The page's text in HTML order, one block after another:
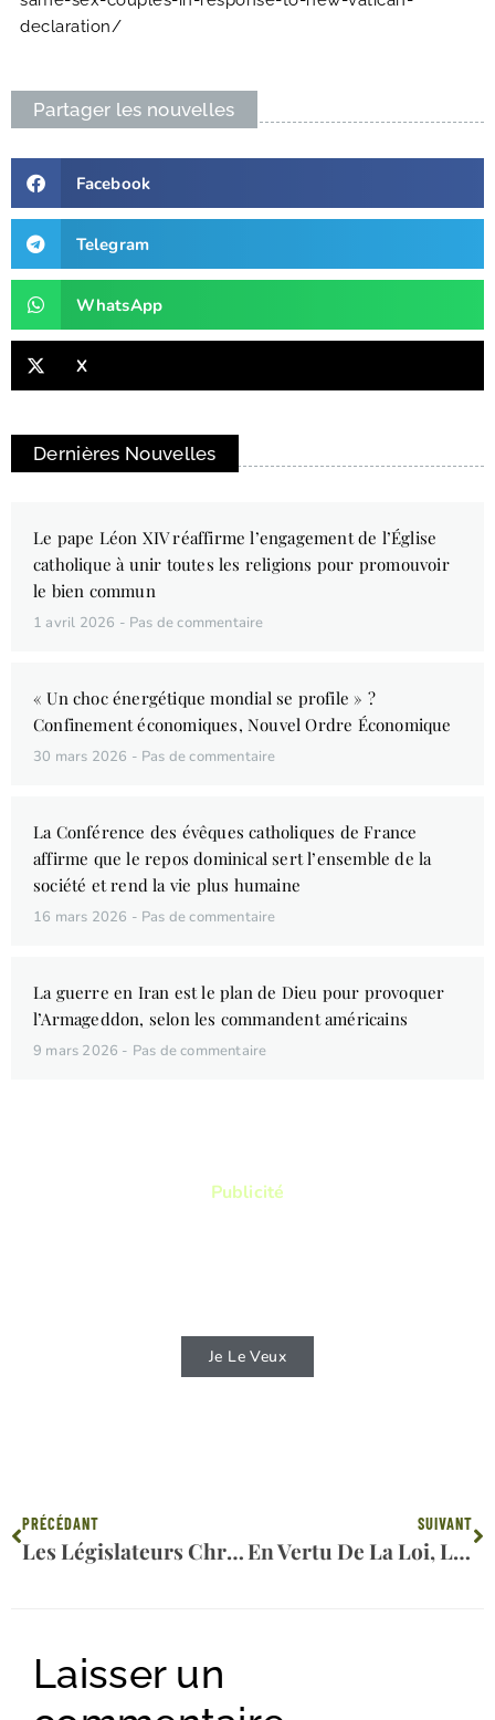
declaration/
Partager les nouvelles
Facebook
Telegram
WhatsApp
X
Dernières Nouvelles
Le pape Léon XIV réaffirme l’engagement de l’Église
catholique à unir toutes les religions pour promouvoir
le bien commun
1 avril 2026 Pas de commentaire
« Un choc énergétique mondial se profile » ?
Confinement économiques, Nouvel Ordre Économique
30 mars 2026 Pas de commentaire
La Conférence des évêques catholiques de France
affirme que le repos dominical sert l’ensemble de la
société et rend la vie plus humaine
16 mars 2026 Pas de commentaire
La guerre en Iran est le plan de Dieu pour provoquer
l’Armageddon, selon les commandent américains
9 mars 2026 Pas de commentaire
Publicité
Je Le Veux
Précédent
PRÉCÉDANT
Les Législateurs Chrétiens Se Réunissent À Washington Pour Défendre Les « Principes Bibliques »
SUIVANT
En Vertu De La Loi, Le Gouvernement Canadien Définit Désormais Ce Qui Est Moral En 2024
Laisser un